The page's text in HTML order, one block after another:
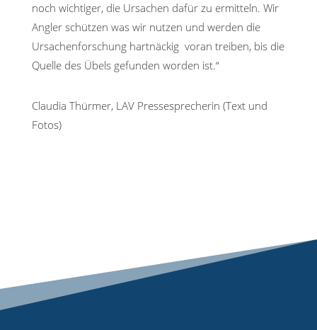
noch wichtiger, die Ursachen dafür zu ermitteln. Wir
Angler schützen was wir nutzen und werden die
Ursachenforschung hartnäckig voran treiben, bis die
Quelle des Übels gefunden worden ist.“
Claudia Thürmer, LAV Pressesprecherin (Text und
Fotos)